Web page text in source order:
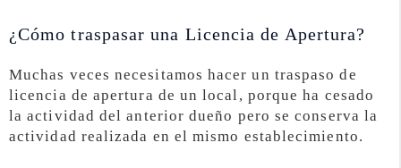
¿Cómo traspasar una Licencia de Apertura?
Muchas veces necesitamos hacer un traspaso de
licencia de apertura de un local, porque ha cesado
la actividad del anterior dueño pero se conserva la
actividad realizada en el mismo establecimiento.